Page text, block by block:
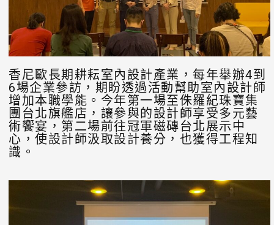
香尼歐長期耕耘室內設計產業，每年舉辦4到
6場企業參訪，期盼透過活動幫助室內設計師
增加本職學能。今年第一場至侏羅紀珠寶集
團台北旗艦店，讓參與的設計師享受多元藝
術饗宴，第二場前往冠軍磁磚台北展示中
心，使設計師汲取設計養分，也獲得工程知
識。